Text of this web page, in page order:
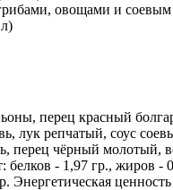
овощами и соевым
перец красный
лук репчатый, соус
перец чёрный молотый,
белков - 1,97 гр., жиров -
Энергетическая